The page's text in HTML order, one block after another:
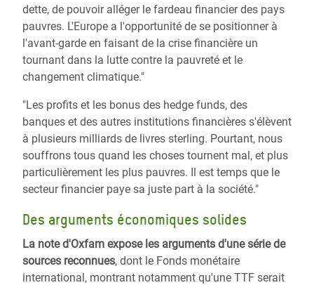
dette, de pouvoir alléger le fardeau financier des pays
pauvres. L'Europe a l'opportunité de se positionner à
l'avant-garde en faisant de la crise financière un
tournant dans la lutte contre la pauvreté et le
changement climatique."
"Les profits et les bonus des hedge funds, des
banques et des autres institutions financières s'élèvent
à plusieurs milliards de livres sterling. Pourtant, nous
souffrons tous quand les choses tournent mal, et plus
particulièrement les plus pauvres. Il est temps que le
secteur financier paye sa juste part à la société."
Des arguments économiques solides
La note d'Oxfam expose les arguments d'une série de
sources reconnues, dont le Fonds monétaire
international, montrant notamment qu'une TTF serait